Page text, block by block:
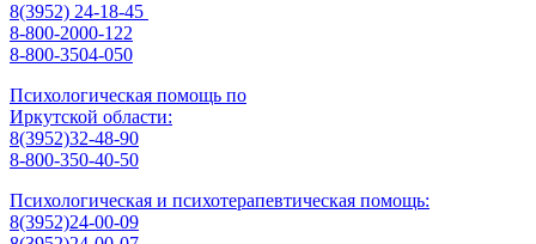
8(3952) 24-18-45
8-800-2000-122
8-800-3504-050
Психологическая помощь по
Иркутской области:
8(3952)32-48-90
8-800-350-40-50
Психологическая и психотерапевтическая помощь:
8(3952)24-00-09